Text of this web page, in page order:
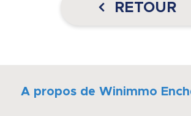
RETOUR
A propos de Winimmo